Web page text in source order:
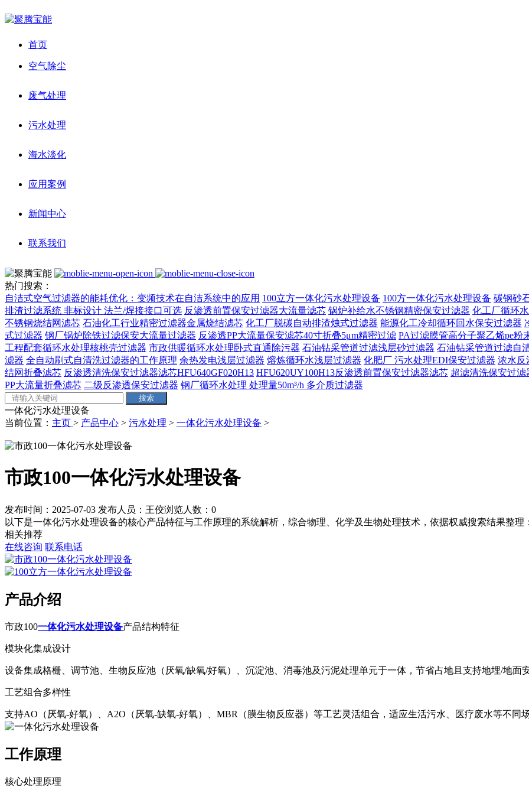
首页
空气除尘
废气处理
污水处理
海水淡化
应用案例
新闻中心
联系我们
热门搜索：
自洁式空气过滤器的能耗优化：变频技术在自洁系统中的应用 100立方一体化污水处理设备 100方一体化污水处理设备 碳钢砂
排渣过滤系统 非标设计 法兰/焊接接口可选‌ 反渗透前置保安过滤器大流量滤芯 锅炉补给水不锈钢精密保安过滤器 化工厂循环
不锈钢烧结网滤芯 石油化工行业精密过滤器金属烧结滤芯 化工厂脱碳自动排渣烛式过滤器 能源化工冷却循环回水保安过滤器
式过滤器 钢厂锅炉除铁过滤保安大流量过滤器 反渗透PP大流量保安滤芯40寸折叠5μm精密过滤 PA过滤膜管高分子聚乙烯pe粉
工程配套循环水处理核桃壳过滤器 市政供暖循环水处理卧式直通除污器 石油钻采管道过滤浅层砂过滤器 石油钻采管道过滤自
滤器 全自动刷式自清洗过滤器的工作原理 余热发电浅层过滤器 熔炼循环水浅层过滤器 化肥厂 污水处理EDI保安过滤器 浓水反
结网折叠滤芯 反渗透清洗保安过滤器滤芯HFU640GF020H13 HFU620UY100H13反渗透前置保安过滤器滤芯 超滤清洗保安过滤
PP大流量折叠滤芯 二级反渗透保安过滤器 钢厂循环水处理 处理量50m³/h 多介质过滤器
一体化污水处理设备
当前位置： 主页 > 产品中心 > 污水处理 > 一体化污水处理设备 >
市政100一体化污水处理设备
发布时间：2025-07-03 发布人员：王佼浏览人数： 0
以下是一体化污水处理设备的核心产品特征与工作原理的系统解析，综合物理、化学及生物处理技术，依据权威搜索结果整理
相关推荐
在线咨询 联系电话
产品介绍
市政100一体化污水处理设备产品结构特征‌
模块化集成设计‌
设备集成格栅、调节池、生物反应池（厌氧/缺氧/好氧）、沉淀池、消毒池及污泥处理单元于一体，节省占地且支持地埋/地
工艺组合多样性‌
支持AO（厌氧-好氧）、A2O（厌氧-缺氧-好氧）、MBR（膜生物反应器）等工艺灵活组合，适应生活污水、医疗废水等不同
工作原理
核心处理原理‌